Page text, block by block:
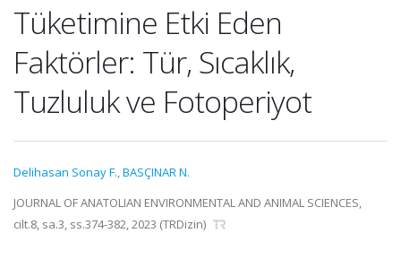
Tüketimine Etki Eden
Faktörler: Tür, Sıcaklık,
Tuzluluk ve Fotoperiyot
Delihasan Sonay F.,BASÇINAR N.
JOURNAL OF ANATOLIAN ENVIRONMENTAL AND ANIMAL SCIENCES,
cilt.8, sa.3, ss.374-382, 2023 (TRDizin)